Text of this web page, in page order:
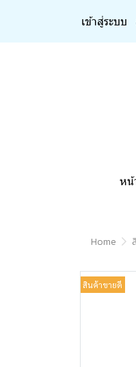
เข้าสู่ระบบ
หน้
Home
สินค้าขายดี